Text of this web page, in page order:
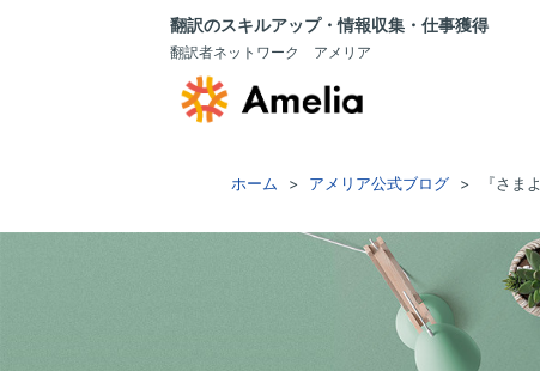
翻訳のスキルアップ・情報収集・仕事獲得
翻訳者ネットワーク アメリア
ホーム アメリア公式ブログ
『さま